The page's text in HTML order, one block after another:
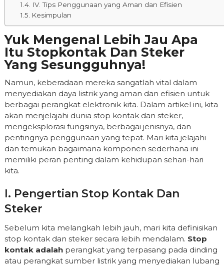
IV. Tips Penggunaan yang Aman dan Efisien
Kesimpulan
Yuk Mengenal Lebih Jau Apa
Itu Stopkontak Dan Steker
Yang Sesungguhnya!
Namun, keberadaan mereka sangatlah vital dalam
menyediakan daya listrik yang aman dan efisien untuk
berbagai perangkat elektronik kita. Dalam artikel ini, kita
akan menjelajahi dunia stop kontak dan steker,
mengeksplorasi fungsinya, berbagai jenisnya, dan
pentingnya penggunaan yang tepat. Mari kita jelajahi
dan temukan bagaimana komponen sederhana ini
memiliki peran penting dalam kehidupan sehari-hari
kita.
I. Pengertian Stop Kontak Dan
Steker
Sebelum kita melangkah lebih jauh, mari kita definisikan
stop kontak dan steker secara lebih mendalam. Stop
kontak adalahperangkat yang terpasang pada dinding
atau perangkat sumber listrik yang menyediakan lubang